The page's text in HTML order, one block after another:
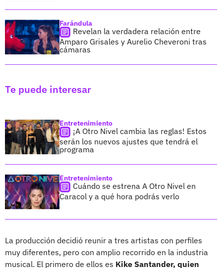
Farándula
Revelan la verdadera relación entre
Amparo Grisales y Aurelio Cheveroni tras
cámaras
Te puede interesar
Entretenimiento
¡A Otro Nivel cambia las reglas! Estos
serán los nuevos ajustes que tendrá el
programa
Entretenimiento
Cuándo se estrena A Otro Nivel en
Caracol y a qué hora podrás verlo
La producción decidió reunir a tres artistas con perfiles
muy diferentes, pero con amplio recorrido en la industria
musical. El primero de ellos es Kike Santander, quien